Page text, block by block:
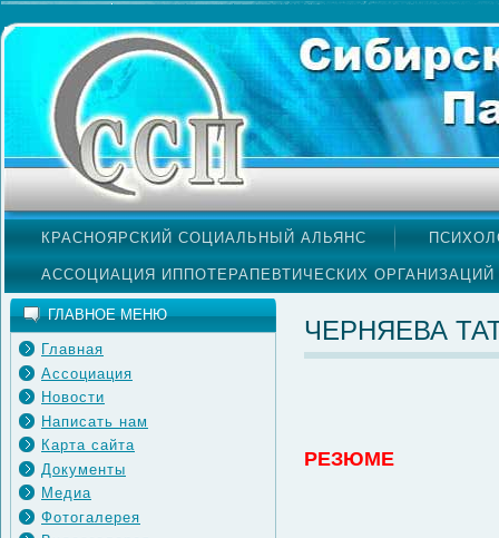
КРАСНОЯРСКИЙ СОЦИАЛЬНЫЙ АЛЬЯНС
АССОЦИАЦИЯ ИППОТЕРАПЕВТИЧЕСКИХ
ГЛАВНОЕ МЕНЮ
Главная
Ассоциация
Новости
Написать нам
Карта сайта
Документы
Медиа
Фотогалерея
ЧЕРНЯЕВА
РЕЗЮМЕ